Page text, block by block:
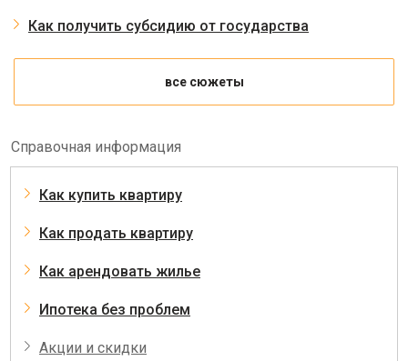
Как получить субсидию от государства
все сюжеты
Справочная информация
Как купить квартиру
Как продать квартиру
Как арендовать жилье
Ипотека без проблем
Акции и скидки